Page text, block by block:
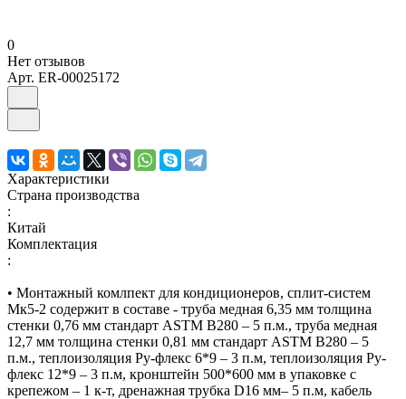
0
Нет отзывов
Арт. ER-00025172
Характеристики
Страна производства
:
Китай
Комплектация
:
• Монтажный комлпект для кондиционеров, сплит-систем
Мк5-2 содержит в составе - труба медная 6,35 мм толщина
стенки 0,76 мм стандарт ASTM B280 – 5 п.м., труба медная
12,7 мм толщина стенки 0,81 мм стандарт ASTM B280 – 5
п.м., теплоизоляция Ру-флекс 6*9 – 3 п.м, теплоизоляция Ру-
флекс 12*9 – 3 п.м, кронштейн 500*600 мм в упаковке с
крепежом – 1 к-т, дренажная трубка D16 мм– 5 п.м, кабель